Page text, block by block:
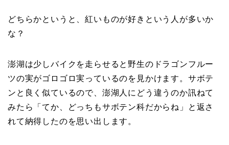
どちらかというと、紅いものが好きという人が多いか
な？
澎湖は少しバイクを走らせると野生のドラゴンフルー
ツの実がゴロゴロ実っているのを見かけます。サボテ
ンと良く似ているので、澎湖人にどう違うのか訊ねて
みたら「てか、どっちもサボテン科だからね」と返さ
れて納得したのを思い出します。